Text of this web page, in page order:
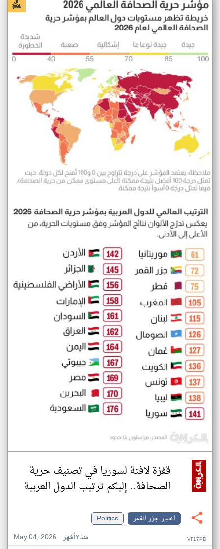
قفزة لافتة لسوريا في تصنيف حرية
الصحافة.. إليكم ترتيب الدول العربية
اخبار جزر القمر
Politics
May 04, 2026
منذ ٣ أشهر VF17PD